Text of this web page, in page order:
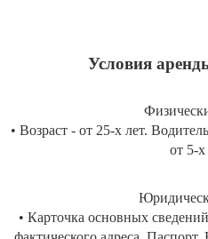
Условия
• Возраст - от 25-х лет.
от 5-х
• Карточка основных